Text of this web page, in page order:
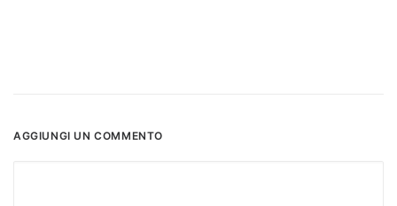
AGGIUNGI UN COMMENTO